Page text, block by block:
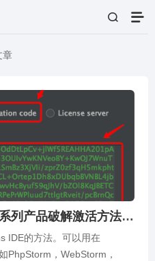
章
分享几个JetBrains IDE系列产品破解激活方法，可用于PhpStorm激活/WebStorm激活等
IDE的方法。可以用在
PhpStorm，WebStorm，